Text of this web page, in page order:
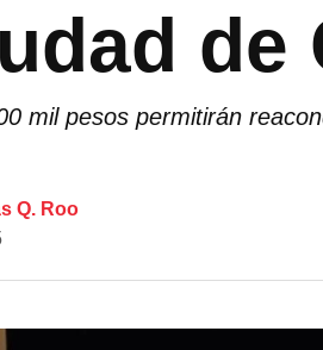
de
mil pesos permitirán
Q. Roo